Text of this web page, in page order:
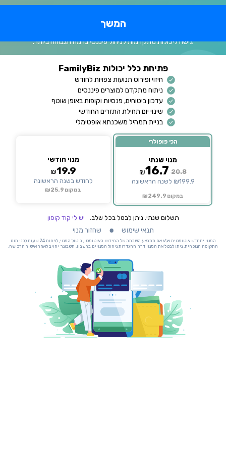
שדרוג לחשבון פרימיום
גישה ליכולות מתקדמות לניהול פיננסי ברמה הגבוהה ביותר.
פתיחת כלל יכולות FamilyBiz
חיזוי ופירוט תנועות צפויות לחודש
ניתוח מתקדם למוצרים פיננסים
עדכון ביטוחים, פנסיות וקופות באופן שוטף
שינוי יום תחילת התזרים החודשי
בניית תמהיל משכנתא אופטימלי
הכי פופולרי
מנוי שנתי
20.8
₪16.7
₪199.9 לשנה הראשונה
במקןם ₪249.9
מנוי חודשי
₪19.9
לחודש בשנה הראשונה
במקןם ₪25.9
תשלום שנתי. ניתן לבטל בכל שלב. יש לי קוד קופון
תנאי שימוש שחזור מנוי
המנוי יתחדש אוטומטית אלא אם תתבצע השבתה של החידוש האוטומטי, ביטול המנוי, לפחות 24 שעות לפני תום
התקופה הנוכחית. ניתן לבטל את המנוי דרך ההגדרות ניהול המנויים בחשבון. חשבונך יחויב לאחר אישור הרכישה.
המשך